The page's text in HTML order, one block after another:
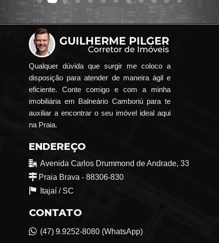
Qualquer dúvida que surgir me coloco a
disposição para atender de maneira ágil e
eficiente. Conte comigo e com a minha
imobiliária em Balneário Camboriú para te
auxiliar a encontrar o seu imóvel ideal aqui
na Praia.
ENDEREÇO
Avenida Carlos Drummond de Andrade, 33
Praia Brava - 88306-830
Itajaí / SC
CONTATO
(47) 9.9252-8080 (WhatsApp)